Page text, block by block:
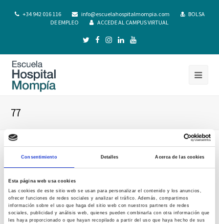
Consentimiento Detalles Acerca de las cookies
Esta página web usa cookies
Las cookies de este sitio web se usan para personalizar el contenido y los anuncios,
ofrecer funciones de redes sociales y analizar el tráfico. Además, compartimos
información sobre el uso que haga del sitio web con nuestros partners de redes
sociales, publicidad y análisis web, quienes pueden combinarla con otra información que
les haya proporcionado o que hayan recopilado a partir del uso que haya hecho de sus
+34 942 016 116 info@escuelahospitalmompia.com
BOLSA
DE EMPLEO
ACCEDE AL CAMPUS VIRTUAL
77